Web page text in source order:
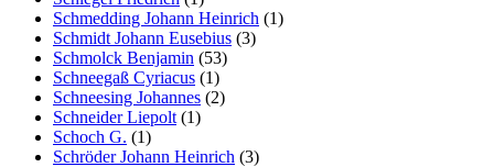
Schmedding Johann Heinrich (1)
Schmidt Johann Eusebius (3)
Schmolck Benjamin (53)
Schneegaß Cyriacus (1)
Schneesing Johannes (2)
Schneider Liepolt (1)
Schoch G. (1)
Schröder Johann Heinrich (3)